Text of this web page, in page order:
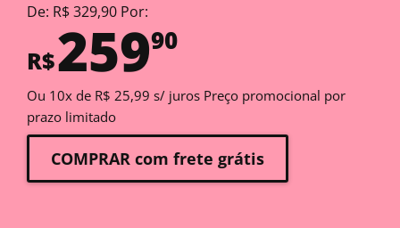
De: R$ 329,90 Por:
R$25990
Ou 10x de R$ 25,99 s/ juros Preço promocional por
prazo limitado
COMPRAR com frete grátis